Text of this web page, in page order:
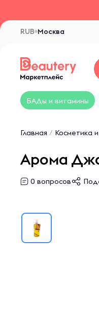
Москва
RUB
БАДы и витамины
Главная / Косметика
Арома
0 вопросов